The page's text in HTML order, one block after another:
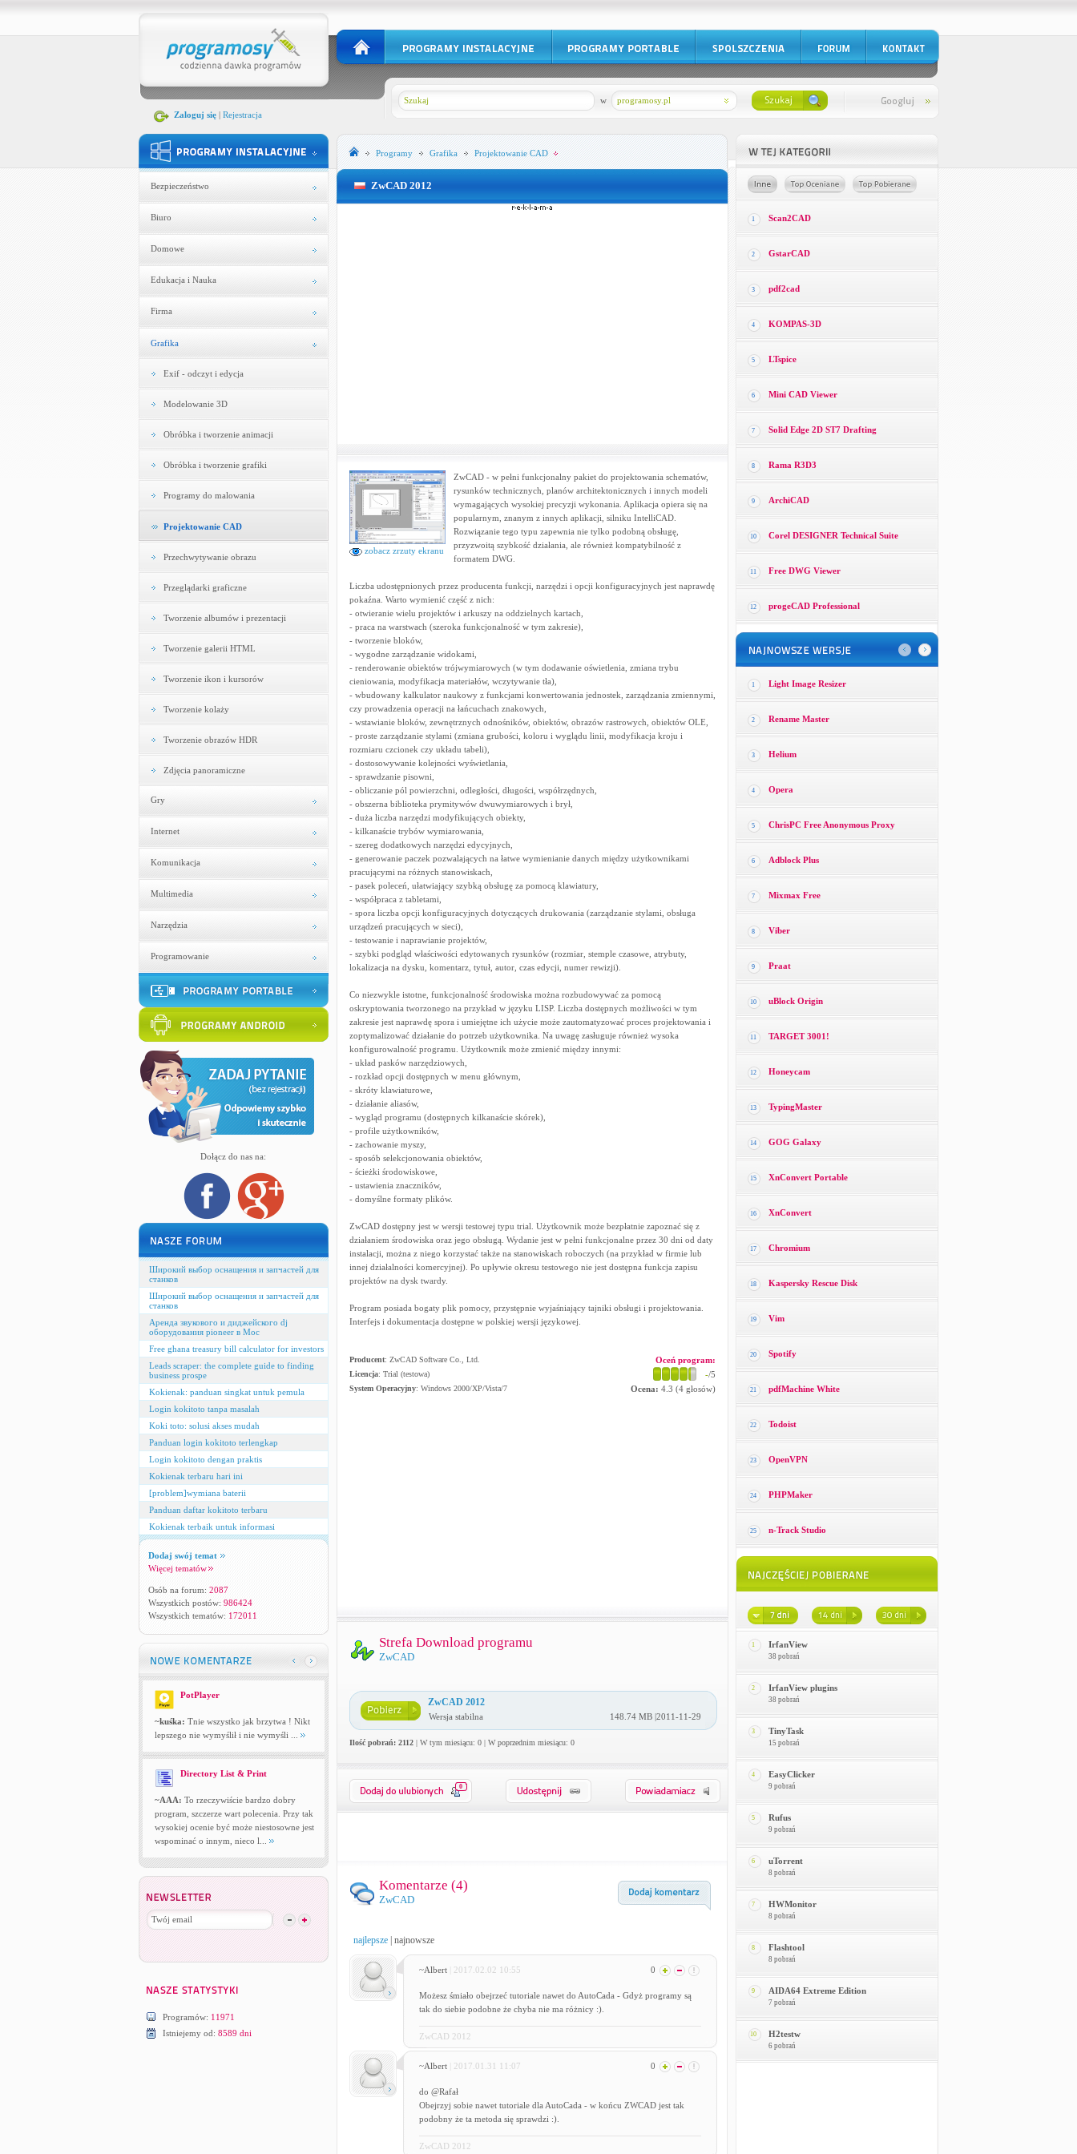
Zaloguj się| Rejestracja
programosy.pl
w
Bezpieczeństwo
Biuro
Domowe
Edukacja i Nauka
Firma
Grafika
Exif - odczyt i edycja
Modelowanie 3D
Obróbka i tworzenie animacji
Obróbka i tworzenie grafiki
Programy do malowania
Projektowanie CAD
Przechwytywanie obrazu
Przeglądarki graficzne
Tworzenie albumów i prezentacji
Tworzenie galerii HTML
Tworzenie ikon i kursorów
Tworzenie kolaży
Tworzenie obrazów HDR
Zdjęcia panoramiczne
Gry
Internet
Komunikacja
Multimedia
Narzędzia
Programowanie
Dołącz do nas na:
Широкий выбор оснащения и запчастей для
станков
Широкий выбор оснащения и запчастей для
станков
Аренда звукового и диджейского dj
оборудования pioneer в Мос
Free ghana treasury bill calculator for investors
Leads scraper: the complete guide to finding
business prospe
Kokienak: panduan singkat untuk pemula
Login kokitoto tanpa masalah
Koki toto: solusi akses mudah
Panduan login kokitoto terlengkap
Login kokitoto dengan praktis
Kokienak terbaru hari ini
[problem]wymiana baterii
Panduan daftar kokitoto terbaru
Kokienak terbaik untuk informasi
Dodaj swój temat
Więcej tematów
Osób na forum: 2087
Wszystkich postów: 986424
Wszystkich tematów: 172011
PotPlayer
~kuśka: Tnie wszystko jak brzytwa ! Nikt
lepszego nie wymyślił i nie wymyśli ...
Directory List & Print
~AAA: To rzeczywiście bardzo dobry
program, szczerze wart polecenia. Przy tak
wysokiej ocenie być może niestosowne jest
wspominać o innym, nieco l...
Programów: 11971
Istniejemy od: 8589 dni
Programy Grafika Projektowanie CAD
ZwCAD 2012
zobacz zrzuty ekranu
ZwCAD - w pełni funkcjonalny pakiet do projektowania schematów,
rysunków technicznych, planów architektonicznych i innych modeli
wymagających wysokiej precyzji wykonania. Aplikacja opiera się na
popularnym, znanym z innych aplikacji, silniku IntelliCAD.
Rozwiązanie tego typu zapewnia nie tylko podobną obsługę,
przyzwoitą szybkość działania, ale również kompatybilność z
formatem DWG.
Liczba udostępnionych przez producenta funkcji, narzędzi i opcji konfiguracyjnych jest naprawdę
pokaźna. Warto wymienić część z nich:
- otwieranie wielu projektów i arkuszy na oddzielnych kartach,
- praca na warstwach (szeroka funkcjonalność w tym zakresie),
- tworzenie bloków,
- wygodne zarządzanie widokami,
- renderowanie obiektów trójwymiarowych (w tym dodawanie oświetlenia, zmiana trybu
cieniowania, modyfikacja materiałów, wczytywanie tła),
- wbudowany kalkulator naukowy z funkcjami konwertowania jednostek, zarządzania zmiennymi,
czy prowadzenia operacji na łańcuchach znakowych,
- wstawianie bloków, zewnętrznych odnośników, obiektów, obrazów rastrowych, obiektów OLE,
- proste zarządzanie stylami (zmiana grubości, koloru i wyglądu linii, modyfikacja kroju i
rozmiaru czcionek czy układu tabeli),
- dostosowywanie kolejności wyświetlania,
- sprawdzanie pisowni,
- obliczanie pól powierzchni, odległości, długości, współrzędnych,
- obszerna biblioteka prymitywów dwuwymiarowych i brył,
- duża liczba narzędzi modyfikujących obiekty,
- kilkanaście trybów wymiarowania,
- szereg dodatkowych narzędzi edycyjnych,
- generowanie paczek pozwalających na łatwe wymienianie danych między użytkownikami
pracującymi na różnych stanowiskach,
- pasek poleceń, ułatwiający szybką obsługę za pomocą klawiatury,
- współpraca z tabletami,
- spora liczba opcji konfiguracyjnych dotyczących drukowania (zarządzanie stylami, obsługa
urządzeń pracujących w sieci),
- testowanie i naprawianie projektów,
- szybki podgląd właściwości edytowanych rysunków (rozmiar, stemple czasowe, atrybuty,
lokalizacja na dysku, komentarz, tytuł, autor, czas edycji, numer rewizji).
Co niezwykle istotne, funkcjonalność środowiska można rozbudowywać za pomocą
oskryptowania tworzonego na przykład w języku LISP. Liczba dostępnych możliwości w tym
zakresie jest naprawdę spora i umiejętne ich użycie może zautomatyzować proces projektowania i
zoptymalizować działanie do potrzeb użytkownika. Na uwagę zasługuje również wysoka
konfigurowalność programu. Użytkownik może zmienić między innymi:
- układ pasków narzędziowych,
- rozkład opcji dostępnych w menu głównym,
- skróty klawiaturowe,
- działanie aliasów,
- wygląd programu (dostępnych kilkanaście skórek),
- profile użytkowników,
- zachowanie myszy,
- sposób selekcjonowania obiektów,
- ścieżki środowiskowe,
- ustawienia znaczników,
- domyślne formaty plików.
ZwCAD dostępny jest w wersji testowej typu trial. Użytkownik może bezpłatnie zapoznać się z
działaniem środowiska oraz jego obsługą. Wydanie jest w pełni funkcjonalne przez 30 dni od daty
instalacji, można z niego korzystać także na stanowiskach roboczych (na przykład w firmie lub
innej działalności komercyjnej). Po upływie okresu testowego nie jest dostępna funkcja zapisu
projektów na dysk twardy.
Program posiada bogaty plik pomocy, przystępnie wyjaśniający tajniki obsługi i projektowania.
Interfejs i dokumentacja dostępne w polskiej wersji językowej.
Producent: ZwCAD Software Co., Ltd.
Licencja: Trial (testowa)
System Operacyjny: Windows 2000/XP/Vista/7
Oceń program:
-/5
Ocena: 4.3 (4głosów)
Strefa Download programu
ZwCAD
ZwCAD 2012
Wersja stabilna 148.74 MB |2011-11-29
Ilość pobrań: 2112| W tym miesiącu: 0 | W poprzednim miesiącu: 0
0
Komentarze (4)
ZwCAD
najlepsze| najnowsze
~Albert | 2017.02.02 10:55 0
Możesz śmiało obejrzeć tutoriale nawet do AutoCada - Gdyż programy są
tak do siebie podobne że chyba nie ma różnicy :).
ZwCAD 2012
~Albert | 2017.01.31 11:07 0
do @Rafał
Obejrzyj sobie nawet tutoriale dla AutoCada - w końcu ZWCAD jest tak
podobny że ta metoda się sprawdzi :).
ZwCAD 2012
1 Scan2CAD
2 GstarCAD
3 pdf2cad
4 KOMPAS-3D
5 LTspice
6 Mini CAD Viewer
7 Solid Edge 2D ST7 Drafting
8 Rama R3D3
9 ArchiCAD
10 Corel DESIGNER Technical Suite
11 Free DWG Viewer
12 progeCAD Professional
1 Light Image Resizer
2 Rename Master
3 Helium
4 Opera
5 ChrisPC Free Anonymous Proxy
6 Adblock Plus
7 Mixmax Free
8 Viber
9 Praat
10 uBlock Origin
11 TARGET 3001!
12 Honeycam
13 TypingMaster
14 GOG Galaxy
15 XnConvert Portable
16 XnConvert
17 Chromium
18 Kaspersky Rescue Disk
19 Vim
20 Spotify
21 pdfMachine White
22 Todoist
23 OpenVPN
24 PHPMaker
25 n-Track Studio
1 IrfanView
38 pobrań
2 IrfanView plugins
38 pobrań
3 TinyTask
15 pobrań
4 EasyClicker
9 pobrań
5 Rufus
9 pobrań
6 uTorrent
8 pobrań
7 HWMonitor
8 pobrań
8 Flashtool
8 pobrań
9 AIDA64 Extreme Edition
7 pobrań
10 H2testw
6 pobrań